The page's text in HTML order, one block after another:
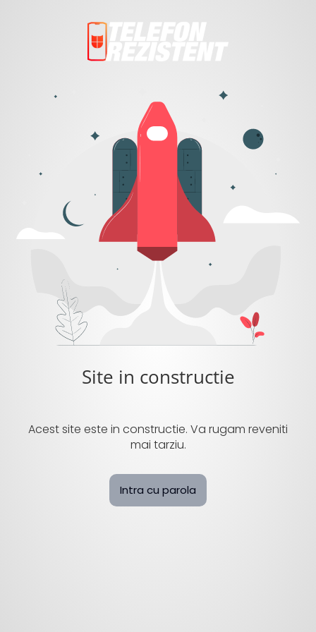
Site in constructie
Acest site este in constructie. Va rugam reveniti
mai tarziu.
Intra cu parola